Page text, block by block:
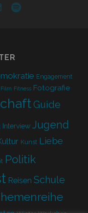
email-spotify
Engagement
Film Fitness Fotografie
Guide
Interview Jugend
Kunst Liebe
Politik
Reisen Schule